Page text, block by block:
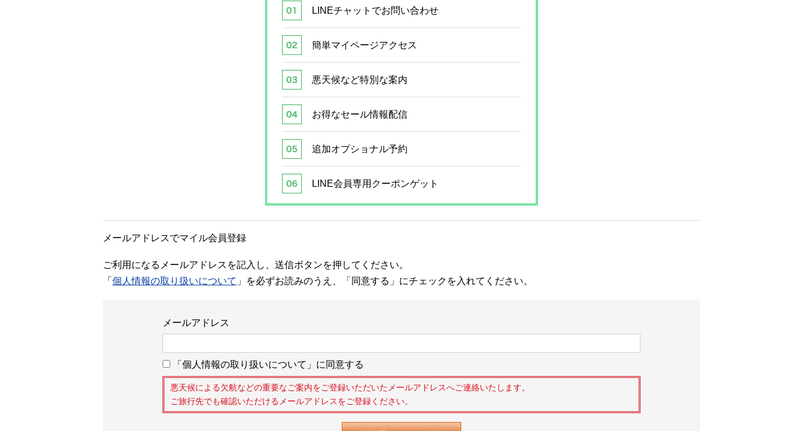
LINEチャットでお問い合わせ
簡単マイページアクセス
悪天候など特別な案内
お得なセール情報配信
追加オプショナル予約
LINE会員専用クーポンゲット
メールアドレスでマイル会員登録
ご利用になるメールアドレスを記入し、送信ボタンを押してください。
「 個人情報の取り扱いについて 」を必ずお読みのうえ、「同意する」にチェックを入れてください。
メールアドレス
「個人情報の取り扱いについて」に同意する
悪天候による欠航などの重要なご案内をご登録いただいたメールアドレスへご連絡いたします。
ご旅行先でも確認いただけるメールアドレスをご登録ください。